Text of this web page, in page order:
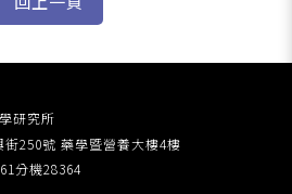
研究所
250號 藥學暨營養大樓4樓
分機28364